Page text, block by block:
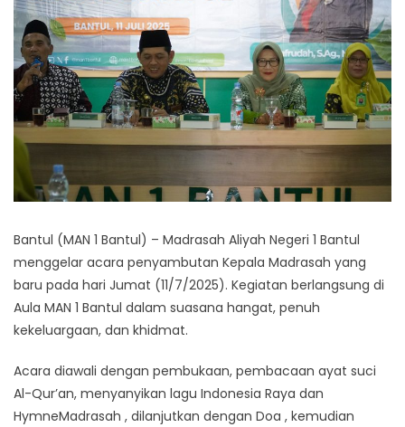
Bantul (MAN 1 Bantul) – Madrasah Aliyah Negeri 1 Bantul
menggelar acara penyambutan Kepala Madrasah yang
baru pada hari Jumat (11/7/2025). Kegiatan berlangsung di
Aula MAN 1 Bantul dalam suasana hangat, penuh
kekeluargaan, dan khidmat.
Acara diawali dengan pembukaan, pembacaan ayat suci
Al-Qur’an, menyanyikan lagu Indonesia Raya dan
HymneMadrasah , dilanjutkan dengan Doa , kemudian